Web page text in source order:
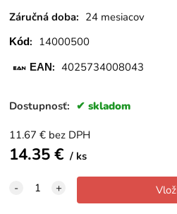
Záručná doba: 24 mesiacov
Kód: 14000500
EAN: 4025734008043
Dostupnosť: skladom
11.67 € bez DPH
14.35€ ks